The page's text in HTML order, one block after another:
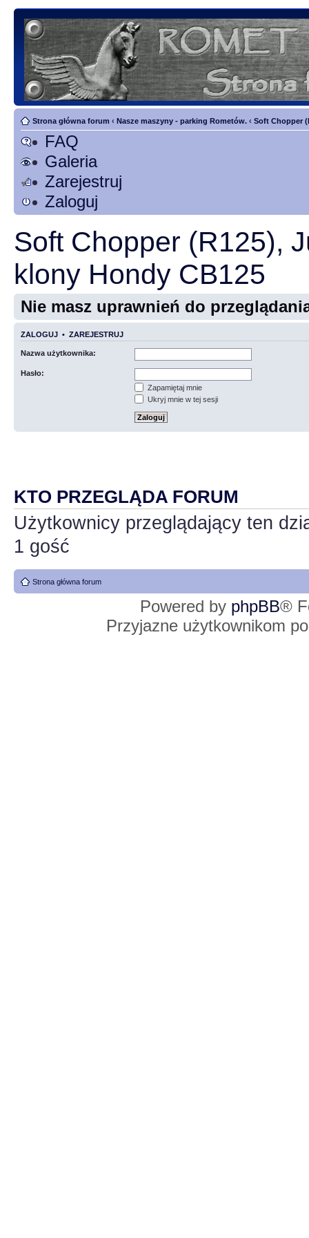
Strona główna forum ‹ Nasze maszyny - parking Rometów. ‹ Soft Chopper
FAQ
Galeria
Zarejestruj
Zaloguj
Soft Chopper (R125),
klony Hondy CB125
Nie masz uprawnień do
ZALOGUJ • ZAREJESTRUJ
Nazwa użytkownika:
Hasło:
Zapamiętaj mnie
Ukryj mnie w tej sesji
KTO PRZEGLĄDA FORUM
Użytkownicy przeglądający ten
1 gość
Strona główna forum
Powered by phpBB®
Przyjazne użytkownikom